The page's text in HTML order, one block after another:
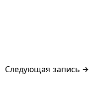
Следующая запись →